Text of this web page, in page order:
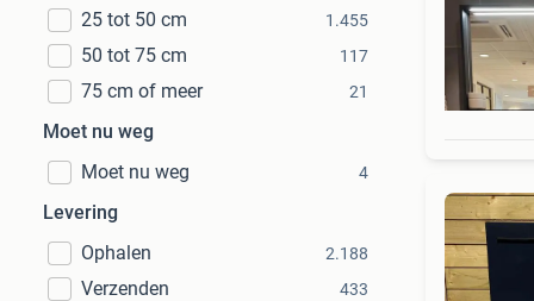
25 tot 50 cm 1.455
50 tot 75 cm 117
75 cm of meer 21
Moet nu weg
Moet nu weg
4
Levering
Ophalen
2.188
Verzenden 433